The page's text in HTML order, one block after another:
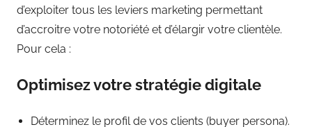
d’exploiter tous les leviers marketing permettant
d’accroitre votre notoriété et d’élargir votre clientèle.
Pour cela :
Optimisez votre stratégie digitale
Déterminez le profil de vos clients (buyer persona).